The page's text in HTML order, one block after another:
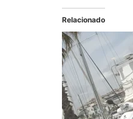
Relacionado